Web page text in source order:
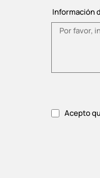
Información
Acepto